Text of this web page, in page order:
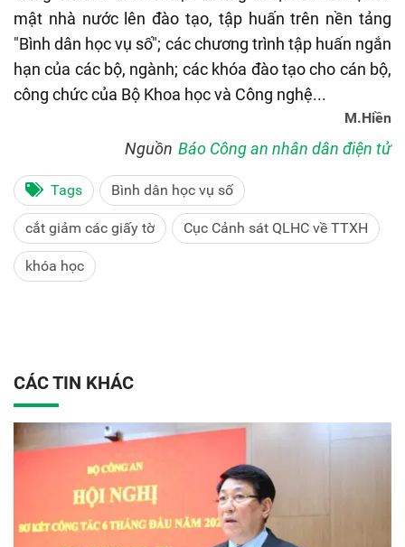
mật nhà nước lên đào tạo, tập huấn trên nền tảng
"Bình dân học vụ số"; các chương trình tập huấn ngắn
hạn của các bộ, ngành; các khóa đào tạo cho cán bộ,
công chức của Bộ Khoa học và Công nghệ...
M.Hiền
Nguồn Báo Công an nhân dân điện tử
Tags Bình dân học vụ số
cắt giảm các giấy tờ Cục Cảnh sát QLHC về TTXH
khóa học
CÁC TIN KHÁC